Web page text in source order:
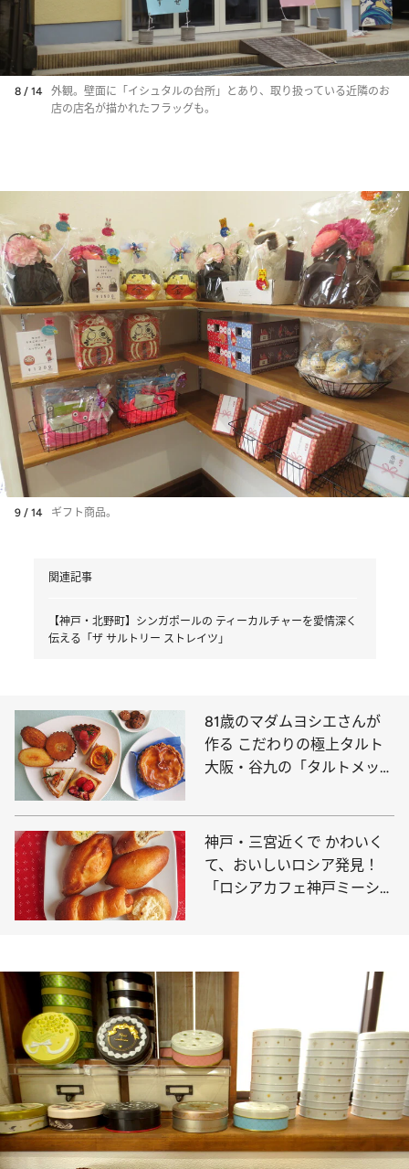
8 / 14
外観。壁面に「イシュタルの台所」とあり、取り扱っている近隣のお
店の店名が描かれたフラッグも。
9 / 14 ギフト商品。
関連記事
【神戸・北野町】シンガポールの ティーカルチャーを愛情深く
伝える「ザ サルトリー ストレイツ」
81歳のマダムヨシエさんが
作る こだわりの極上タルト
大阪・谷九の「タルトメッ
神戸・三宮近くで かわいく
て、おいしいロシア発見！
「ロシアカフェ神戸ミーシ